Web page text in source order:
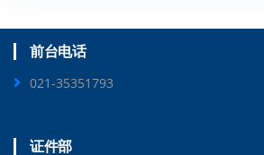
前台电话
021-35351793
证件部